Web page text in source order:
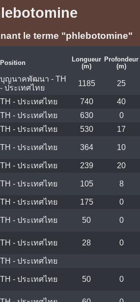
le terme "phlebotomine"
Position
Longueur
(m)
Profondeur
(m)
บุญนาคพัฒนา - TH
- ประเทศไทย
1185 25
TH - ประเทศไทย 740
40
TH - ประเทศไทย 630
0
TH - ประเทศไทย 530
17
TH - ประเทศไทย 364 10
TH - ประเทศไทย 239
20
TH - ประเทศไทย 105 8
TH - ประเทศไทย 175
0
TH - ประเทศไทย 50 0
TH - ประเทศไทย 28 0
TH - ประเทศไทย
TH - ประเทศไทย 50 0